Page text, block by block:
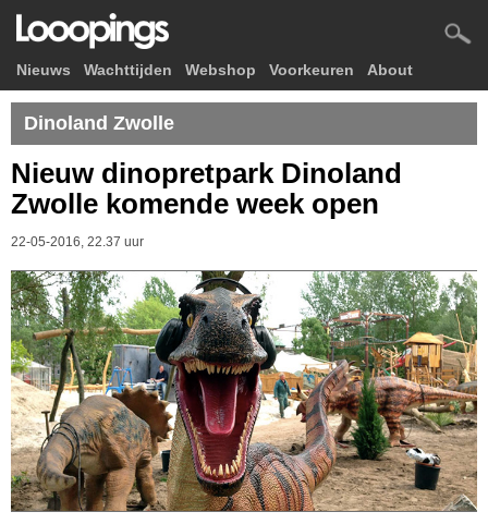
Nieuws Wachttijden Webshop Voorkeuren About
Dinoland Zwolle
Nieuw dinopretpark Dinoland
Zwolle komende week open
22-05-2016, 22.37 uur